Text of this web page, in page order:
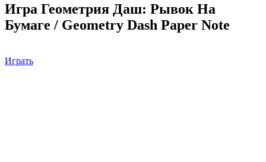
Игра Геометрия Даш: Рывок На
Бумаге / Geometry Dash Paper Note
Играть